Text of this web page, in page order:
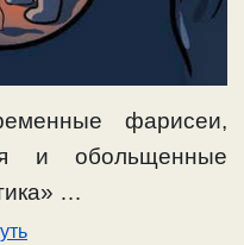
фарисеи,
и обольщенные
…